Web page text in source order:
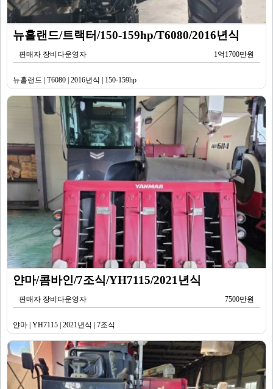
뉴홀랜드/트랙터/150-159hp/T6080/2016년식
판매자 장비다운영자 1억1700만원
뉴홀랜드 | T6080 | 2016년식 | 150-159hp
얀마/콤바인/7조식/YH7115/2021년식
판매자 장비다운영자 7500만원
얀마 | YH7115 | 2021년식 | 7조식